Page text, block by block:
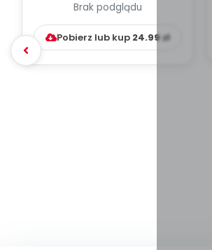
WYCHOWAWCZO –
DYDAKTYC...
Brak podglądu
Pobierz lub kup 24.99zł